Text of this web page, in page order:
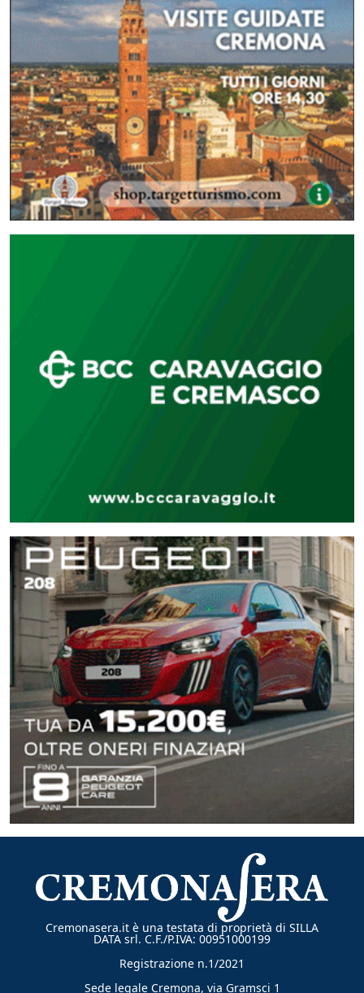
Cremonasera.it è una testata di proprietà di SILLA
DATA srl. C.F./P.IVA: 00951000199
Registrazione n.1/2021
Sede legale Cremona, via Gramsci 1